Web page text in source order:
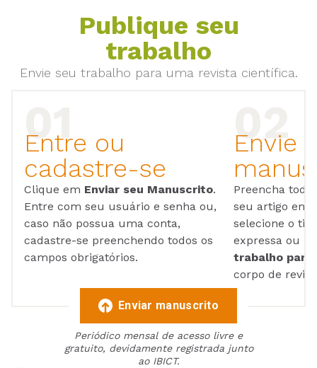
Publique seu
trabalho
Envie seu trabalho para uma revista científica.
Entre ou
cadastre-se
Clique em Enviar seu Manuscrito.
Entre com seu usuário e senha ou,
caso não possua uma conta,
cadastre-se preenchendo todos os
campos obrigatórios.
Envie
Preencha
seu artigo em
selecione o
expressa ou
trabalho para
corpo de
Enviar manuscrito
Periódico mensal de acesso livre e
gratuito, devidamente registrada junto
ao IBICT.